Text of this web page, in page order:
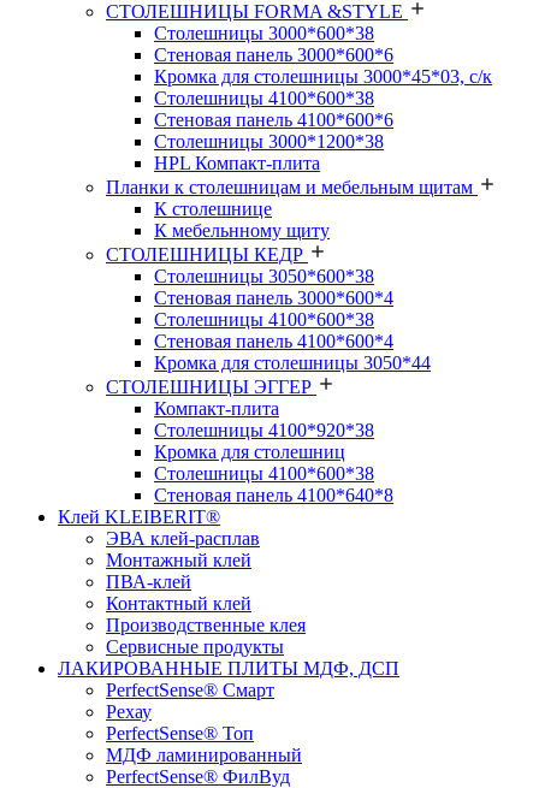
СТОЛЕШНИЦЫ FORMA &STYLE
Столешницы 3000*600*38
Стеновая панель 3000*600*6
Кромка для столешницы 3000*45*03, с/к
Столешницы 4100*600*38
Стеновая панель 4100*600*6
Столешницы 3000*1200*38
HPL Компакт-плита
Планки к столешницам и мебельным щитам
К столешнице
К мебельнному щиту
СТОЛЕШНИЦЫ КЕДР
Столешницы 3050*600*38
Стеновая панель 3000*600*4
Столешницы 4100*600*38
Стеновая панель 4100*600*4
Кромка для столешницы 3050*44
СТОЛЕШНИЦЫ ЭГГЕР
Компакт-плита
Столешницы 4100*920*38
Кромка для столешниц
Столешницы 4100*600*38
Стеновая панель 4100*640*8
Клей KLEIBERIT®
ЭВА клей-расплав
Монтажный клей
ПВА-клей
Контактный клей
Производственные клея
Сервисные продукты
ЛАКИРОВАННЫЕ ПЛИТЫ МДФ, ДСП
PerfectSense® Смарт
Рехау
PerfectSense® Топ
МДФ ламинированный
PerfectSense® ФилВуд